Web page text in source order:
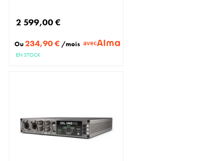
2 599,00 €
Ou234,90 € /mois avec
EN STOCK